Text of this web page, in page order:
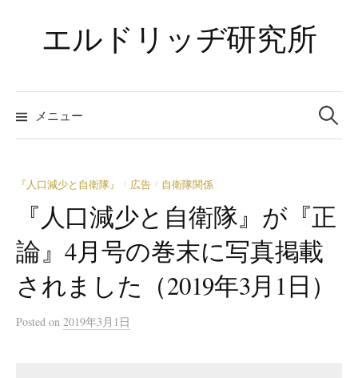
ツ
へ
ス
ッ
エルドリッヂ研究所
メニュー
検
索:
『人口減少と自衛隊』 / 広告 / 自衛隊関係
『人口減少と自衛隊』が『正
論』4月号の巻末に写真掲載
されました（2019年3月1日）
Posted on 2019年3月1日